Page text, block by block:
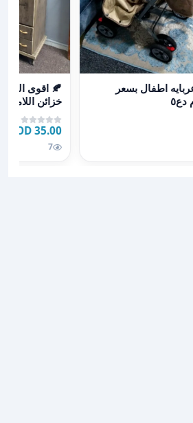
وعربايه اطفال بسعر 75دينار /ا ح م دع٥
اطفال بسعر
عرض تفاصيل 🍂 اقوى
بضاعتنا
35.00 JOD
7